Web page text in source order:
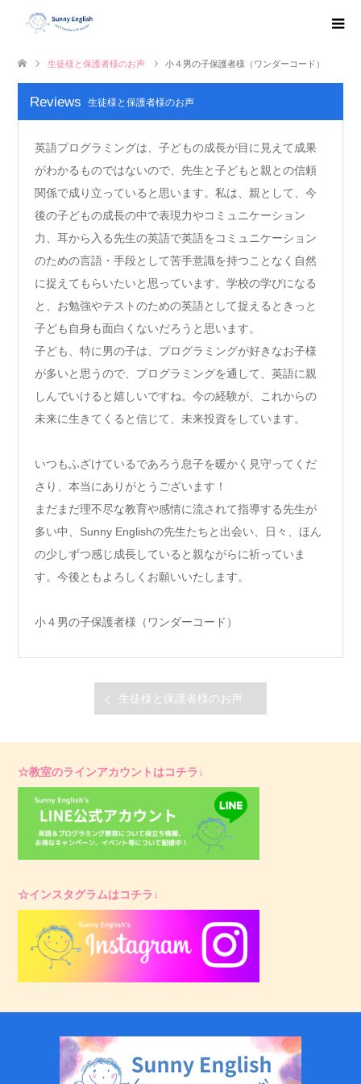
生徒様と保護者様のお声 小４男の子保護者様（ワンダーコード）
Reviews 生徒様と保護者様のお声
英語プログラミングは、子どもの成長が目に見えて成果
がわかるものではないので、先生と子どもと親との信頼
関係で成り立っていると思います。私は、親として、今
後の子どもの成長の中で表現力やコミュニケーション
力、耳から入る先生の英語で英語をコミュニケーション
のための言語・手段として苦手意識を持つことなく自然
に捉えてもらいたいと思っています。学校の学びになる
と、お勉強やテストのための英語として捉えるときっと
子ども自身も面白くないだろうと思います。
子ども、特に男の子は、プログラミングが好きなお子様
が多いと思うので、プログラミングを通して、英語に親
しんでいけると嬉しいですね。今の経験が、これからの
未来に生きてくると信じて、未来投資をしています。
いつもふざけているであろう息子を暖かく見守ってくだ
さり、本当にありがとうございます！
まだまだ理不尽な教育や感情に流されて指導する先生が
多い中、Sunny Englishの先生たちと出会い、日々、ほん
の少しずつ感じ成長していると親ながらに祈っていま
す。今後ともよろしくお願いいたします。
小４男の子保護者様（ワンダーコード）
生徒様と保護者様のお声
☆教室のラインアカウントはコチラ↓
☆インスタグラムはコチラ↓